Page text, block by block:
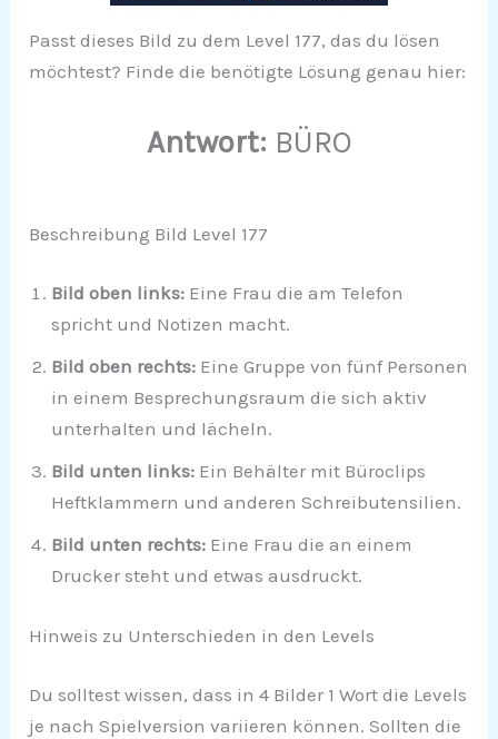
Passt dieses Bild zu dem Level 177, das du lösen
möchtest? Finde die benötigte Lösung genau hier:
Antwort: BÜRO
Beschreibung Bild Level 177
Bild oben links: Eine Frau die am Telefon
spricht und Notizen macht.
Bild oben rechts: Eine Gruppe von fünf Personen
in einem Besprechungsraum die sich aktiv
unterhalten und lächeln.
Bild unten links: Ein Behälter mit Büroclips
Heftklammern und anderen Schreibutensilien.
Bild unten rechts: Eine Frau die an einem
Drucker steht und etwas ausdruckt.
Hinweis zu Unterschieden in den Levels
Du solltest wissen, dass in 4 Bilder 1 Wort die Levels
je nach Spielversion variieren können. Sollten die